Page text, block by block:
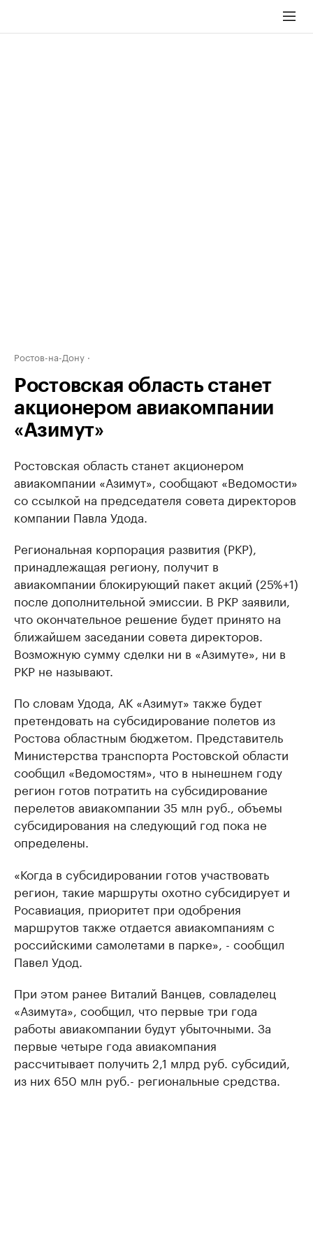
Ростов-на-Дону
Ростовская область станет
акционером авиакомпании
«Азимут»
Ростовская область станет акционером
авиакомпании «Азимут», сообщают «Ведомости»
со ссылкой на председателя совета директоров
компании Павла Удода.
Региональная корпорация развития (РКР),
принадлежащая региону, получит в
авиакомпании блокирующий пакет акций (25%+1)
после дополнительной эмиссии. В РКР заявили,
что окончательное решение будет принято на
ближайшем заседании совета директоров.
Возможную сумму сделки ни в «Азимуте», ни в
РКР не называют.
По словам Удода, АК «Азимут» также будет
претендовать на субсидирование полетов из
Ростова областным бюджетом. Представитель
Министерства транспорта Ростовской области
сообщил «Ведомостям», что в нынешнем году
регион готов потратить на субсидирование
перелетов авиакомпании 35 млн руб., объемы
субсидирования на следующий год пока не
определены.
«Когда в субсидировании готов участвовать
регион, такие маршруты охотно субсидирует и
Росавиация, приоритет при одобрения
маршрутов также отдается авиакомпаниям с
российскими самолетами в парке», - сообщил
Павел Удод.
При этом ранее Виталий Ванцев, совладелец
«Азимута», сообщил, что первые три года
работы авиакомпании будут убыточными. За
первые четыре года авиакомпания
рассчитывает получить 2,1 млрд руб. субсидий,
из них 650 млн руб.- региональные средства.